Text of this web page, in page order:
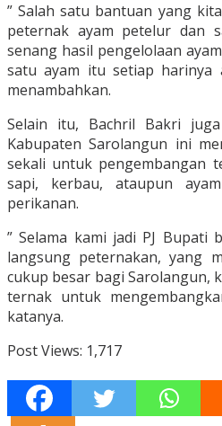
” Salah satu bantuan yang
peternak ayam petelur dan
senang hasil pengelolaan
satu ayam itu setiap harinya
menambahkan.
Selain itu, Bachril Bakri
Kabupaten Sarolangun ini
sekali untuk pengembangan
sapi, kerbau, ataupun
perikanan.
” Selama kami jadi PJ
langsung peternakan, yang
cukup besar bagi Sarolangun,
ternak untuk
katanya.
Post Views: 1,717